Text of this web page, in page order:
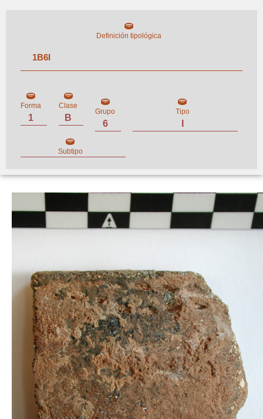
Definición tipológica
1B6I
Forma
1
Clase
B
Grupo
6
Tipo
Subtipo